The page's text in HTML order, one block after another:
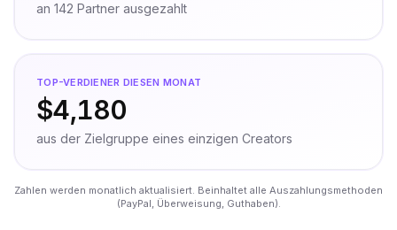
an 142 Partner ausgezahlt
TOP-VERDIENER DIESEN MONAT
$4,180
aus der Zielgruppe eines einzigen Creators
Zahlen werden monatlich aktualisiert. Beinhaltet alle Auszahlungsmethoden
(PayPal, Überweisung, Guthaben).